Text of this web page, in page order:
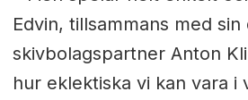
Edvin, tillsammans med sin
skivbolagspartner Anton
hur eklektiska vi kan vara i